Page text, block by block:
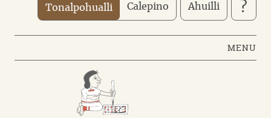
Tonalpohualli Calepino Ahuilli ?
MENU